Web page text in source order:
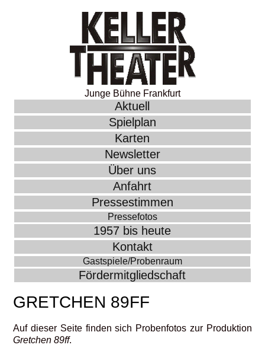
Junge Bühne Frankfurt
Aktuell
Spielplan
Karten
Newsletter
Über uns
Anfahrt
Pressestimmen
Pressefotos
1957 bis heute
Kontakt
Gastspiele/Probenraum
Fördermitgliedschaft
GRETCHEN 89FF
Auf dieser Seite finden sich Probenfotos zur Produktion
Gretchen 89ff.